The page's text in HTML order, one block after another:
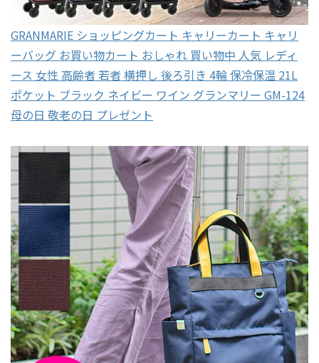
GRANMARIE ショッピングカート キャリーカート キャリ
ーバッグ お買い物カート おしゃれ 買い物中 人気 レディ
ース 女性 高齢者 若者 横押し 後ろ引き 4輪 保冷保温 21L
ポケット ブラック ネイビー ワイン グランマリー GM-124
母の日 敬老の日 プレゼント